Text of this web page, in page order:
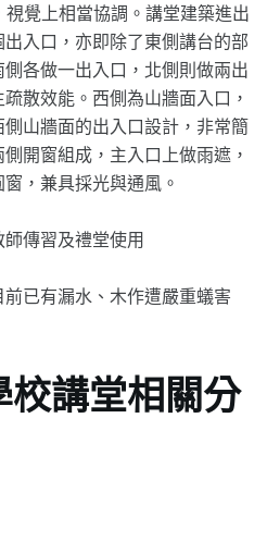
視覺上相當協調。講堂建築進出
入口，亦即除了東側講台的部
各做一出入口，北側則做兩出
散效能。西側為山牆面入口，
山牆面的出入口設計，非常簡
開窗組成，主入口上做雨遮，
，兼具採光與通風。
傳習及禮堂使用
已有漏水、木作遭嚴重蟻害
校講堂相關分